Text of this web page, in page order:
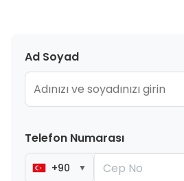
Ad Soyad
Telefon Numarası
+90 ▼